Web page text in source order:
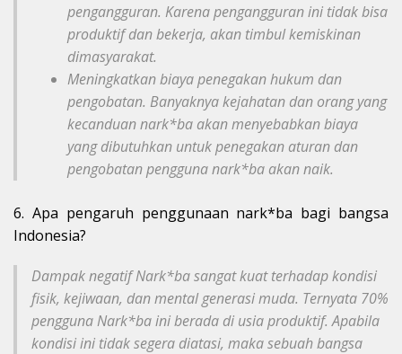
pengangguran. Karena pengangguran ini tidak bisa
produktif dan bekerja, akan timbul kemiskinan
dimasyarakat.
Meningkatkan biaya penegakan hukum dan
pengobatan. Banyaknya kejahatan dan orang yang
kecanduan nark*ba akan menyebabkan biaya
yang dibutuhkan untuk penegakan aturan dan
pengobatan pengguna nark*ba akan naik.
6. Apa pengaruh penggunaan nark*ba bagi bangsa
Indonesia?
Dampak negatif Nark*ba sangat kuat terhadap kondisi
fisik, kejiwaan, dan mental generasi muda. Ternyata 70%
pengguna Nark*ba ini berada di usia produktif. Apabila
kondisi ini tidak segera diatasi, maka sebuah bangsa